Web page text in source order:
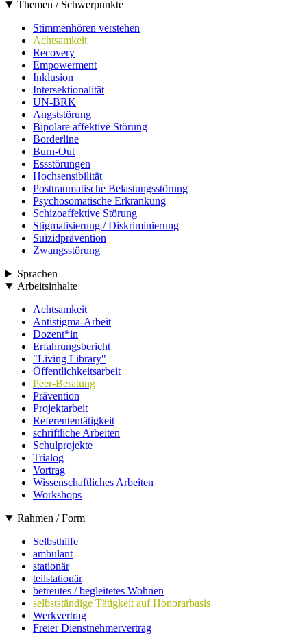
Themen / Schwerpunkte
Stimmenhören verstehen
Achtsamkeit
Recovery
Empowerment
Inklusion
Intersektionalität
UN-BRK
Angststörung
Bipolare affektive Störung
Borderline
Burn-Out
Essstörungen
Hochsensibilität
Posttraumatische Belastungsstörung
Psychosomatische Erkrankung
Schizoaffektive Störung
Stigmatisierung / Diskriminierung
Suizidprävention
Zwangsstörung
Sprachen
Arbeitsinhalte
Achtsamkeit
Antistigma-Arbeit
Dozent*in
Erfahrungsbericht
"Living Library"
Öffentlichkeitsarbeit
Peer-Beratung
Prävention
Projektarbeit
Referententätigkeit
schriftliche Arbeiten
Schulprojekte
Trialog
Vortrag
Wissenschaftliches Arbeiten
Workshops
Rahmen / Form
Selbsthilfe
ambulant
stationär
teilstationär
betreutes / begleitetes Wohnen
selbstständige Tätigkeit auf Honorarbasis
Werkvertrag
Freier Dienstnehmervertrag